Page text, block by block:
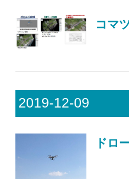
コマ
2019-12-09
ドロ